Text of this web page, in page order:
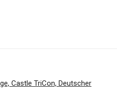
Castle TriCon, Deutscher